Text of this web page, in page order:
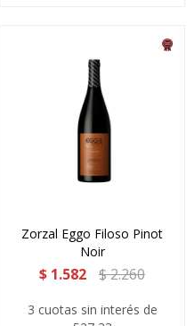
Zorzal Eggo Filoso Pinot
Noir
$ 1.582 $2.260
3 cuotas sin interés de